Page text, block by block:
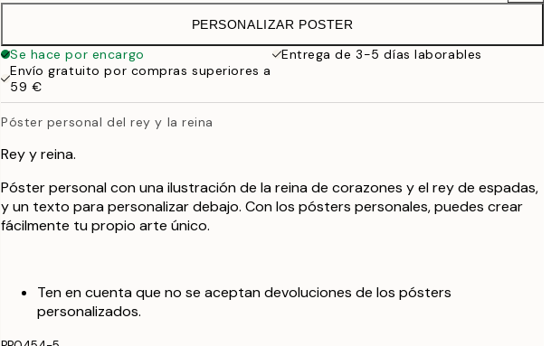
31,95 €
50x70 cm
PERSONALIZAR POSTER
Se hace por encargo
Entrega de 3-5 días laborables
Envío gratuito por compras superiores a
59 €
Póster personal del rey y la reina
Rey y reina.
Póster personal con una ilustración de la reina de corazones y el rey de espadas,
y un texto para personalizar debajo. Con los pósters personales, puedes crear
fácilmente tu propio arte único.
Ten en cuenta que no se aceptan devoluciones de los pósters
personalizados.